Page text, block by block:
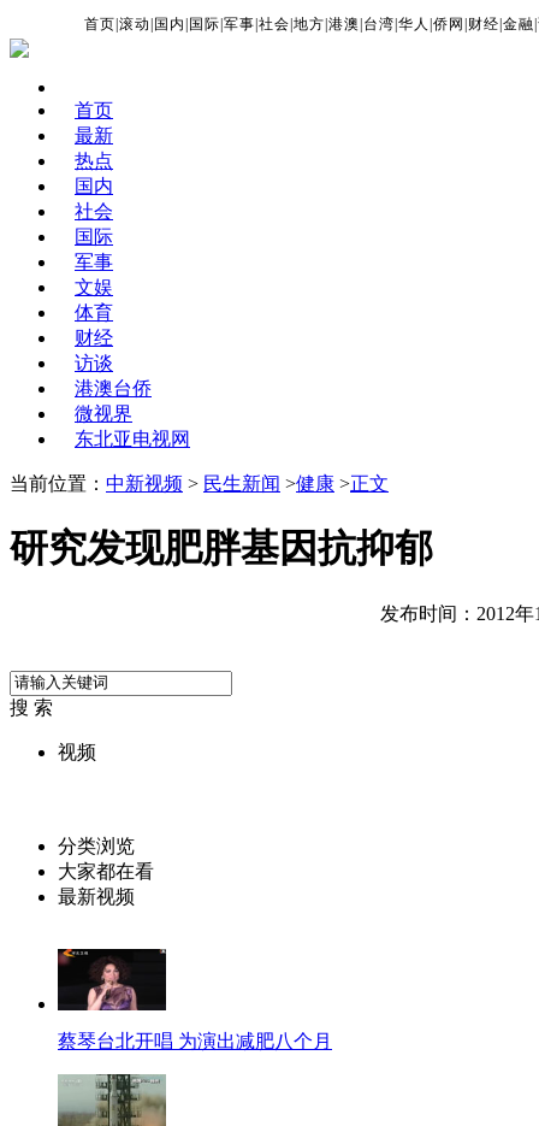
首页 |滚动 国内 国际 |军事 |社会 |地方 |港澳 台湾 |华人 |侨网 财经 |金融 |
首页
最新
热点
国内
社会
国际
军事
文娱
体育
财经
访谈
港澳台侨
微视界
东北亚电视网
当前位置： 中新视频 > 民生新闻 >健康 >正文
研究发现肥胖基因抗抑郁
发布时间：2012年
搜 索
视频
分类浏览
大家都在看
最新视频
蔡琴台北开唱 为演出减肥八个月